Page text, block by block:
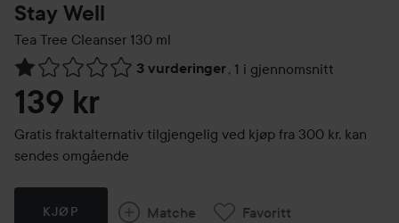
Stay Well
Tea Tree Cleanser 130 ml
3 vurderinger, 1 i gjennomsnitt
Gå til Vurderinger & anmeldelser
139 kr
Gratis fraktalternativ tilgjengelig ved kjøp fra 300 kr, kan
sendes omgående
KJØP Matche Favoritt